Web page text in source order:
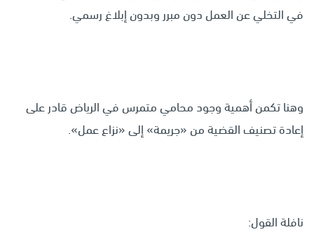
في التخلي عن العمل دون مبرر وبدون إبلاغ رسمي.
وهنا تكمن أهمية وجود محامي متمرس في الرياض قادر على
إعادة تصنيف القضية من «جريمة» إلى «نزاع عمل».
نافلة القول: